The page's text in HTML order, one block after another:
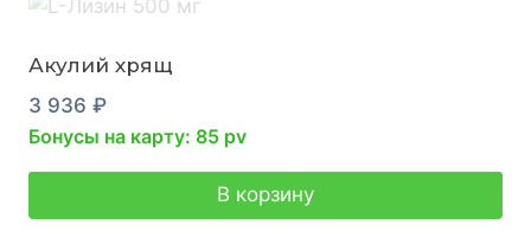
Акулий хрящ
3 936 ₽
Бонусы на карту: 85 pv
В корзину